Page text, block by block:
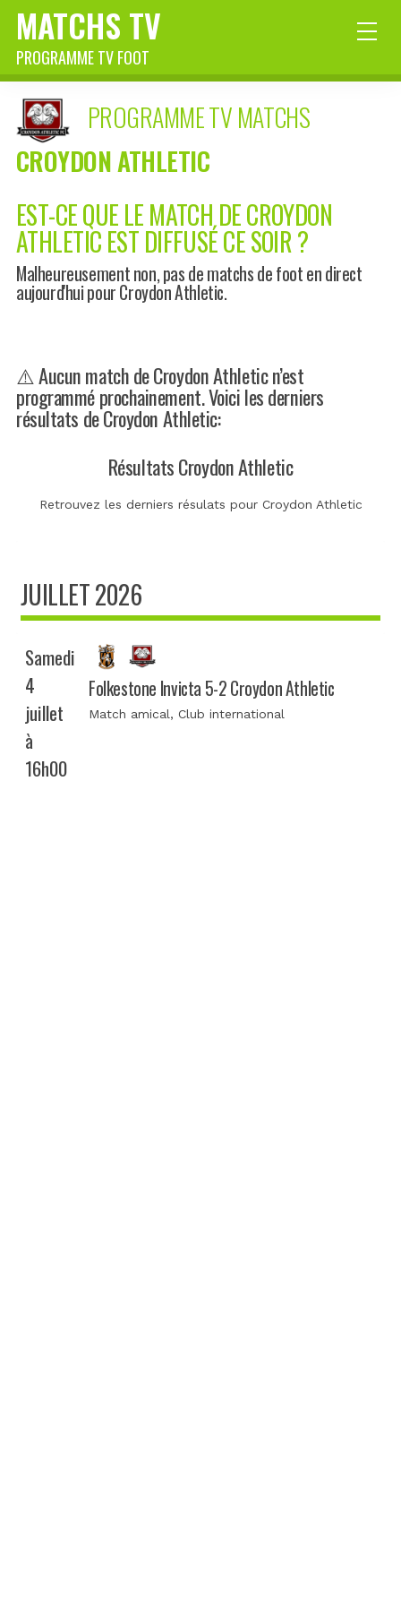
MATCHS TV
PROGRAMME TV FOOT
PROGRAMME TV MATCHS
CROYDON ATHLETIC
EST-CE QUE LE MATCH DE CROYDON
ATHLETIC EST DIFFUSÉ CE SOIR ?
Malheureusement non, pas de matchs de foot en direct
aujourd'hui pour Croydon Athletic.
⚠️ Aucun match de Croydon Athletic n’est
programmé prochainement. Voici les derniers
résultats de Croydon Athletic:
Résultats Croydon Athletic
Retrouvez les derniers résulats pour Croydon Athletic
JUILLET 2026
Samedi
4
juillet
à
16h00
Folkestone Invicta 5-2 Croydon Athletic
Match amical, Club international